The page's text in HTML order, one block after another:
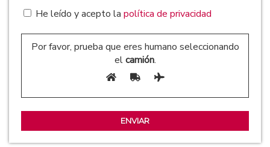
He leído y acepto la política de privacidad
Por favor, prueba que eres humano seleccionando
elcamión.